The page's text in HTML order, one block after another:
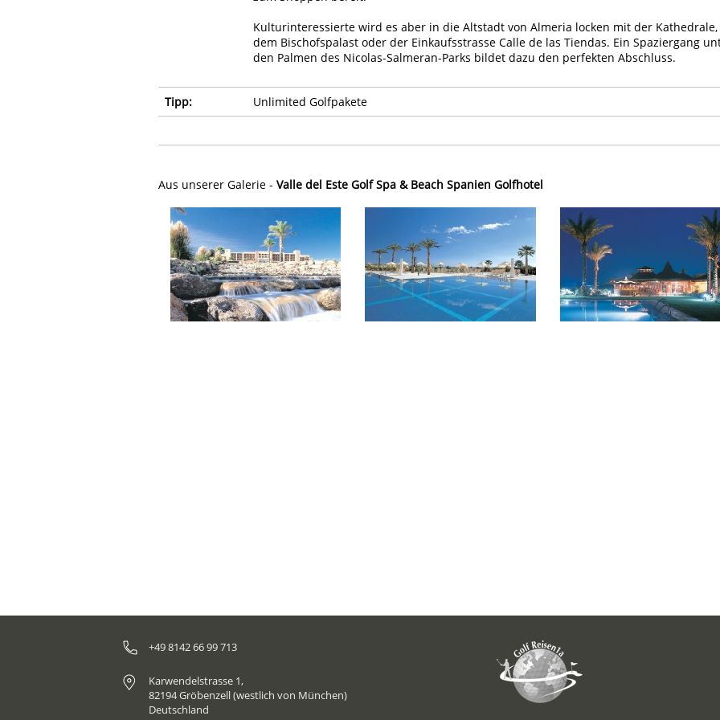
Kulturinteressierte wird es aber in die Altstadt von Almeria locken mit der Kathedrale,
dem Bischofspalast oder der Einkaufsstrasse Calle de las Tiendas. Ein Spaziergang
den Palmen des Nicolas-Salmeran-Parks bildet dazu den perfekten Abschluss.
Tipp: Unlimited Golfpakete
Aus unserer Galerie - Valle del Este Golf Spa & Beach Spanien Golfhotel
+49 8142 66 99 713
Karwendelstrasse 1,
82194 Gröbenzell (westlich von München)
Deutschland